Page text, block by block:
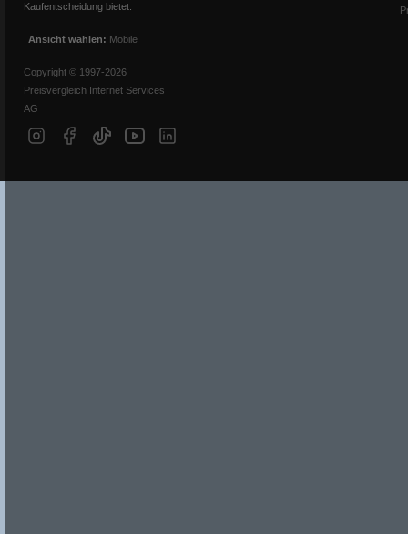
Kaufentscheidung bietet.
Ansicht wählen: Mobile
Copyright © 1997-2026
Preisvergleich Internet Services
AG